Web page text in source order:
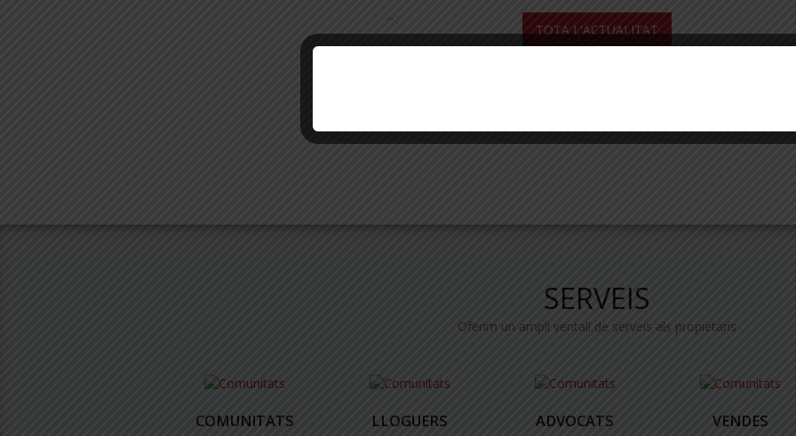
...
...
TOTA L'ACTUALITAT
SERVEIS
Oferim un ampli ventall de serveis als propietaris
COMUNITATS LLOGUERS ADVOCATS VENDES